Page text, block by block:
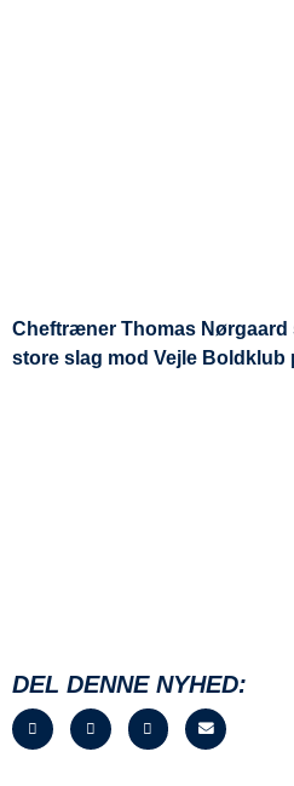
Cheftræner Thomas Nørgaard
store slag mod Vejle Boldklub
DEL DENNE NYHED: